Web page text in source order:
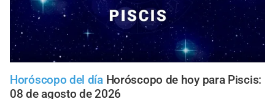
Horóscopo del día Horóscopo de hoy para Piscis:
08 de agosto de 2026